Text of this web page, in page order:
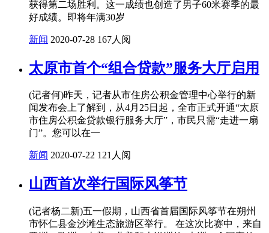
获得第二场胜利。这一成绩也创造了男子60米赛季的最
好成绩。即将年满30岁
新闻 2020-07-28 167人阅
太原市首个“组合贷款”服务大厅启用
(记者何)昨天，记者从市住房公积金管理中心举行的新
闻发布会上了解到，从4月25日起，全市正式开通“太原
市住房公积金贷款银行服务大厅”，市民只需“走进一扇
门”。您可以在一
新闻 2020-07-22 121人阅
山西首次举行国际风筝节
(记者杨二新)五一假期，山西省首届国际风筝节在朔州
市怀仁县金沙滩生态旅游区举行。 在这次比赛中，来自